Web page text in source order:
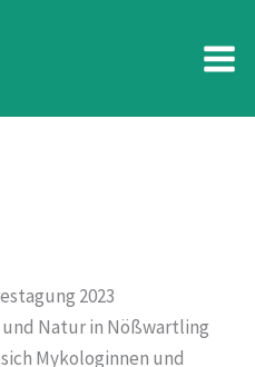
2023
Natur in Nößwartling
Mykologinnen und